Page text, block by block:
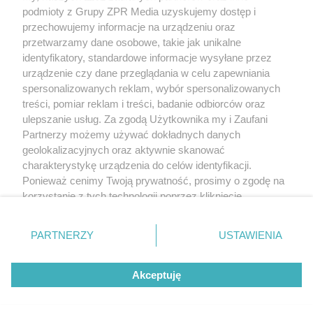
(w tym także elektroniczny lub mechaniczny) na jakimkolwiek polu
eksploatacji w jakiejkolwiek formie, włącznie z umieszczaniem w
Internecie bez pisemnej zgody właściciela praw. Jakiekolwiek użycie
lub wykorzystanie utworów w całości lub w części z naruszeniem
prawa, tzn. bez właściwej zgody, jest zabronione pod groźbą kary i
może być ścigane prawnie.
O nas
Informacje prawne
Nasze serwisy
podmioty z Grupy ZPR Media uzyskujemy dostęp i
przechowujemy informacje na urządzeniu oraz
przetwarzamy dane osobowe, takie jak unikalne
identyfikatory, standardowe informacje wysyłane przez
urządzenie czy dane przeglądania w celu zapewniania
spersonalizowanych reklam, wybór spersonalizowanych
treści, pomiar reklam i treści, badanie odbiorców oraz
ulepszanie usług. Za zgodą Użytkownika my i Zaufani
Partnerzy możemy używać dokładnych danych
geolokalizacyjnych oraz aktywnie skanować
charakterystykę urządzenia do celów identyfikacji.
Ponieważ cenimy Twoją prywatność, prosimy o zgodę na
korzystanie z tych technologii poprzez kliknięcie
zmienić/wycofać klikając przycisk ustawień prywatności
znajdujący się w lewym dolnym rogu strony
rodzaje przetwarzania danych nie wymagają zgody
użytkownika, ale masz prawo sprzeciwić się takiemu
przetwarzaniu. Preferencje będą miały zastosowanie tylko
PARTNERZY USTAWIENIA
Akceptuję